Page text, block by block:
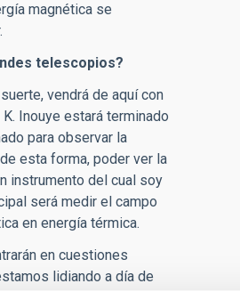
magnética se
telescopios?
vendrá de aquí con
Inouye estará terminado
para observar la
esta forma, poder ver la
instrumento del cual soy
será medir el campo
en energía térmica.
en cuestiones
lidiando a día de
que, además, están